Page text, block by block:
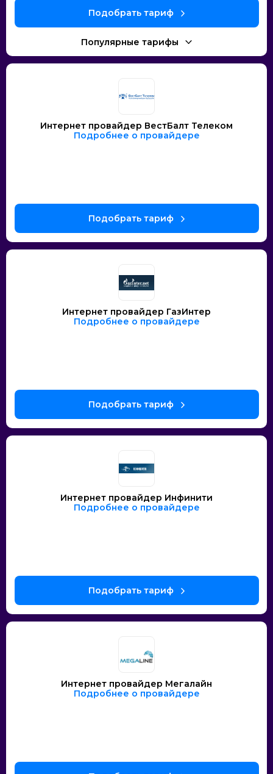
Интернет провайдер ВестБалт Телеком
Подробнее о провайдере
Интернет провайдер ГазИнтер
Подробнее о провайдере
Интернет провайдер Инфинити
Подробнее о провайдере
Интернет провайдер Мегалайн
Подробнее о провайдере